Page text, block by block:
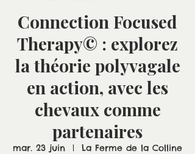
Connection Focused
Therapy© : explorez
la théorie polyvagale
en action, avec les
chevaux comme
partenaires
mar. 23 juin
  |
La Ferme de la Colline